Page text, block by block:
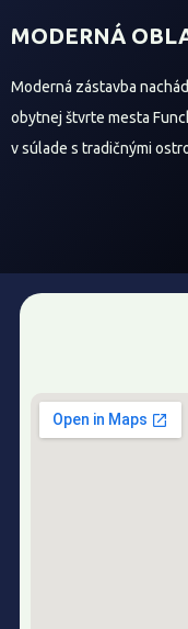
MODERNÁ
Moderná zástavba
obytnej štvrte mesta
v súlade s tradičnými